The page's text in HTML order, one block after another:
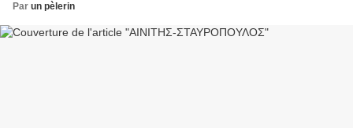
Par un pèlerin